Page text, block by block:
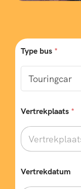
Type bus *
Vertrekplaats *
Vertrekdatum